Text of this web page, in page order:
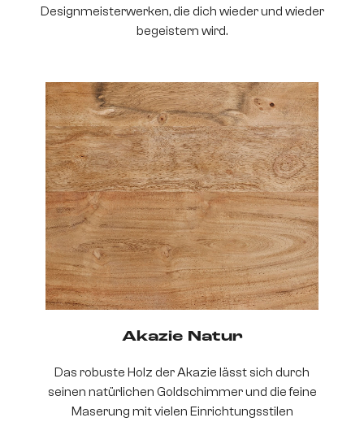
Designmeisterwerken, die dich wieder und wieder
begeistern wird.
Akazie Natur
Das robuste Holz der Akazie lässt sich durch
seinen natürlichen Goldschimmer und die feine
Maserung mit vielen Einrichtungsstilen